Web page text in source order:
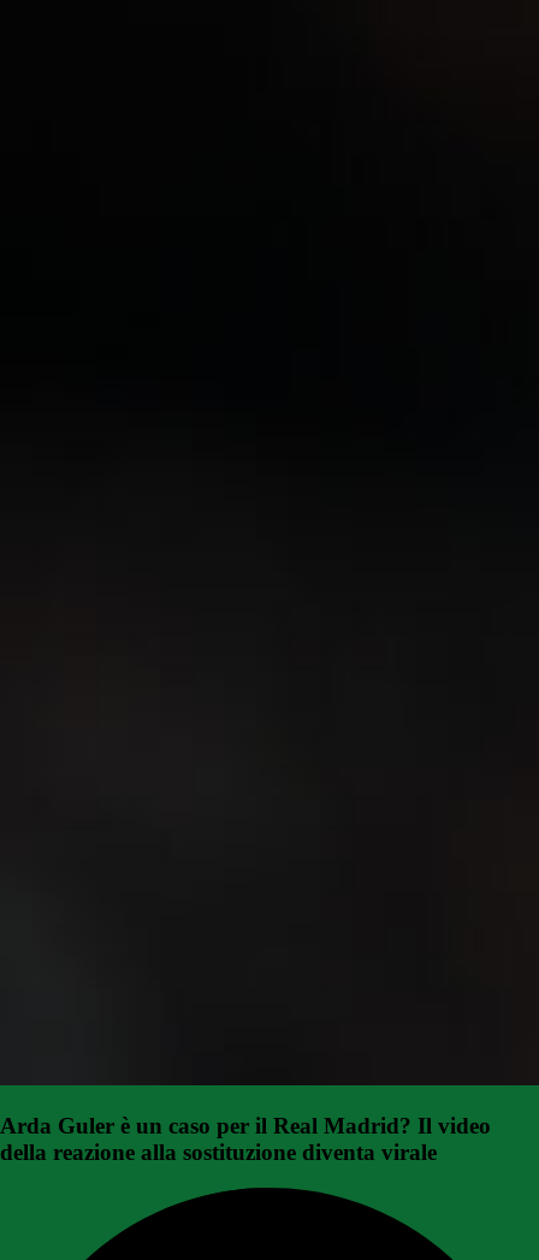
Arda Guler è un caso per il Real Madrid? Il video
della reazione alla sostituzione diventa virale